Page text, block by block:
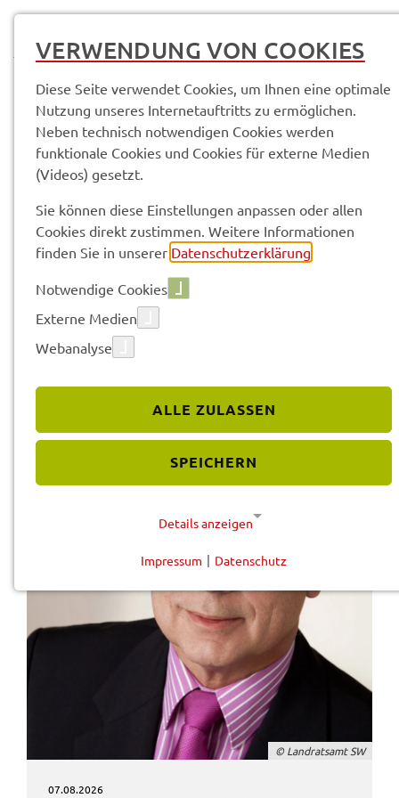
Pres­se­mit­tei­lun­gen
Vorle­sen
PRES­SE­MIT­TEI­LUN­GEN
© Land­rats­amt SW
07.08.2026
VERWENDUNG VON COOKIES
Diese Seite verwendet Cookies, um Ihnen eine optimale
Nutzung unseres Internetauftritts zu ermöglichen.
Neben technisch notwendigen Cookies werden
funktionale Cookies und Cookies für externe Medien
(Videos) gesetzt.
Sie können diese Einstellungen anpassen oder allen
Cookies direkt zustimmen. Weitere Informationen
finden Sie in unserer Datenschutzerklärung
Notwendige Cookies
Externe Medien
Webanalyse
ALLE ZULASSEN
SPEICHERN
Details anzeigen
Diese Cookies werden für eine reibungslose
Funktion unserer Website benötigt.
Cookie für Datenschutzhinweise
Impressum | Datenschutz